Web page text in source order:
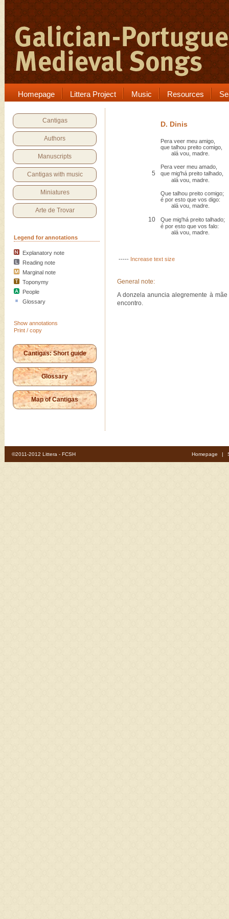
Homepage Littera Project Music Resources
Cantigas
Authors
Manuscripts
Cantigas with music
Miniatures
Arte de Trovar
Legend for annotations
Explanatory note
Reading note
Marginal note
Toponymy
People
Glossary
Show annotations
Print / copy
Cantigas: Short guide
Glossary
Map of Cantigas
D. Dinis
Pera veer meu amigo,
que talhou preito comigo,
alá vou, madre.
Pera veer meu amado,
5
que mig'há preito talhado,
alá vou, madre.
Que talhou preito comigo;
é por esto que vos digo:
alá vou, madre.
10
Que mig'há preito talhado;
é por esto que vos falo:
alá vou, madre.
----- Increase text size
General note:
A donzela anuncia alegremente à
encontro.
©2011-2012 Littera - FCSH Homepage |